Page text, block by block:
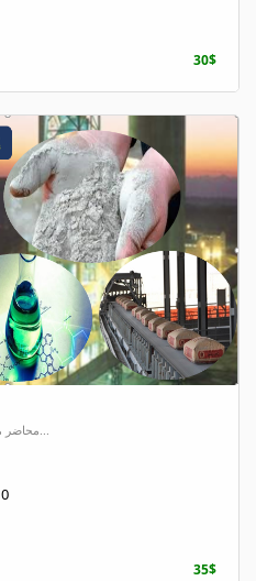
30$
محاضر مادة الكيمياء وباحث في الطاقة...
0
35$